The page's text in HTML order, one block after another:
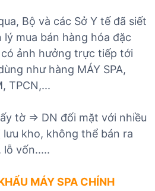
Bộ và các Sở Y tế đã siết
mua bán hàng hóa đặc
ảnh hưởng trực tiếp tới
như hàng MÁY SPA,
TPCN,...
tờ => DN đối mặt với nhiều
kho, không thể bán ra
lỗ vốn.....
MÁY SPA CHÍNH